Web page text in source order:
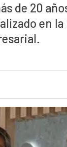
de 20
en